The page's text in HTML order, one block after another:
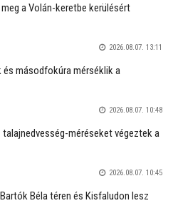
a Volán-keretbe kerülésért
2026.08.07. 13:11
másodfokúra mérséklik a
2026.08.07. 10:48
méréseket végeztek a
2026.08.07. 10:45
Béla téren és Kisfaludon lesz